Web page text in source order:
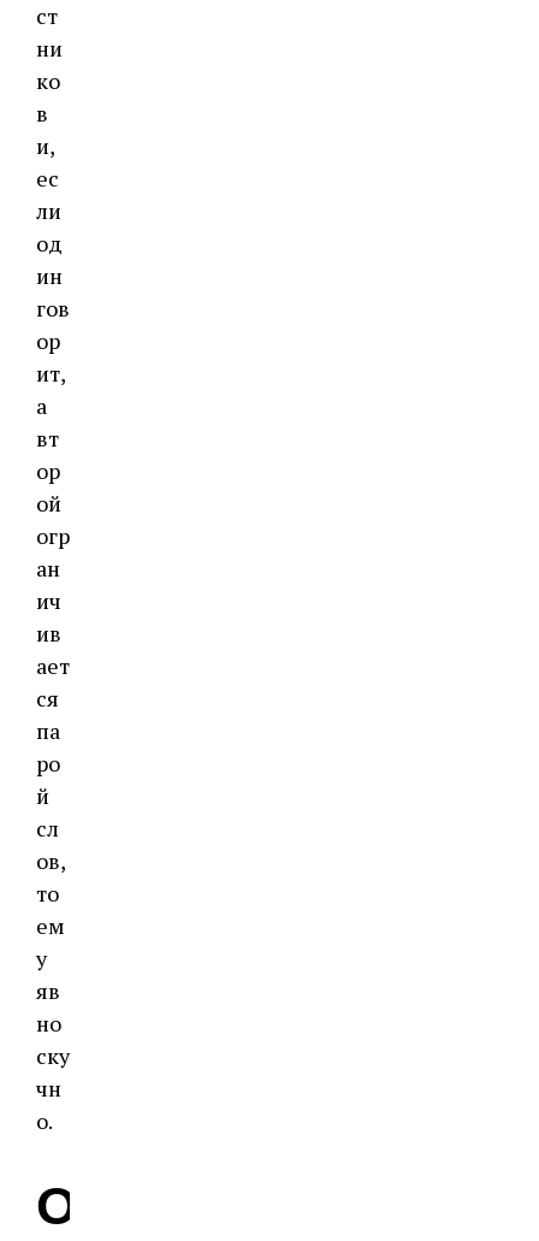
ст
ни
ко
в
и,
ес
ли
од
ин
гов
ор
ит,
а
вт
ор
ой
огр
ан
ич
ив
ает
ся
па
ро
й
сл
ов,
то
ем
у
яв
но
ску
чн
о.
О